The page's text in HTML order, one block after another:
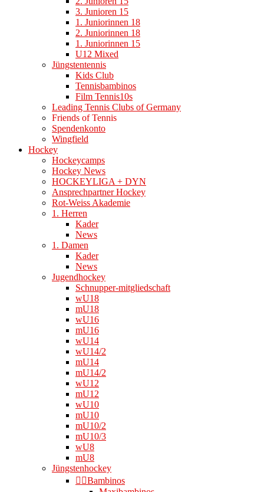
3. Junioren 15
1. Juniorinnen 18
2. Juniorinnen 18
1. Juniorinnen 15
U12 Mixed
Jüngstentennis
Kids Club
Tennisbambinos
Film Tennis10s
Leading Tennis Clubs of Germany
Friends of Tennis
Spendenkonto
Wingfield
Hockey
Hockeycamps
Hockey News
HOCKEYLIGA + DYN
Ansprechpartner Hockey
Rot-Weiss Akademie
1. Herren
Kader
News
1. Damen
Kader
News
Jugendhockey
Schnupper-mitgliedschaft
wU18
mU18
wU16
mU16
wU14
wU14/2
mU14
mU14/2
wU12
mU12
wU10
mU10
mU10/2
mU10/3
wU8
mU8
Jüngstenhockey
👉🏻Bambinos